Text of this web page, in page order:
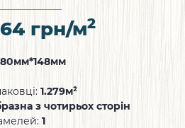
грн/м2
1.279м²
з чотирьох сторін
1